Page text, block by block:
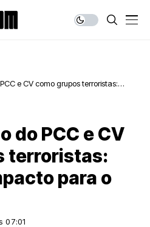
e CV como grupos terroristas:
do PCC e CV
terroristas:
para o
07:01